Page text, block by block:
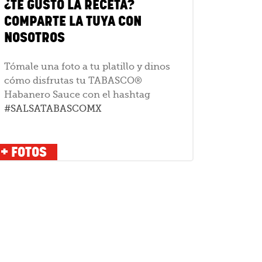
¿TE GUSTÓ LA RECETA?
COMPARTE LA TUYA CON
NOSOTROS
Tómale una foto a tu platillo y dinos
cómo disfrutas tu TABASCO®
Habanero Sauce con el hashtag
#SALSATABASCOMX
+ FOTOS